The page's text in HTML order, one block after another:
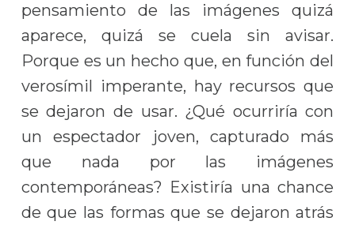
pensamiento de las imágenes quizá
aparece, quizá se cuela sin avisar.
Porque es un hecho que, en función del
verosímil imperante, hay recursos que
se dejaron de usar. ¿Qué ocurriría con
un espectador joven, capturado más
que nada por las imágenes
contemporáneas? Existiría una chance
de que las formas que se dejaron atrás